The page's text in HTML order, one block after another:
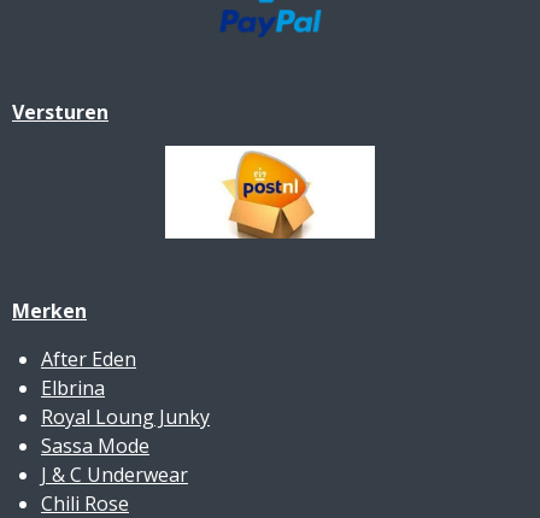
Versturen
Merken
After Eden
Elbrina
Royal Loung Junky
Sassa Mode
J & C Underwear
Chili Rose